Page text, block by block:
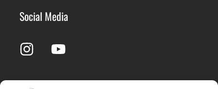
Social Media